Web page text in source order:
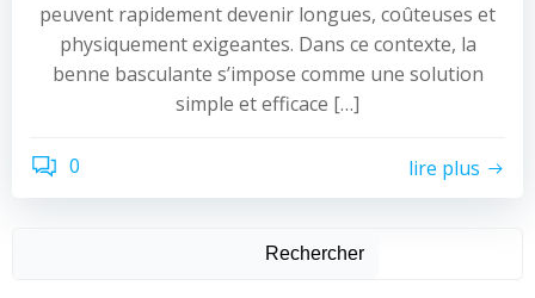
peuvent rapidement devenir longues, coûteuses et
physiquement exigeantes. Dans ce contexte, la
benne basculante s’impose comme une solution
simple et efficace […]
0 lire plus
Rechercher